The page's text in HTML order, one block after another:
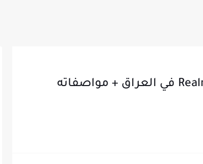
سعر ريلمي جي تي نيو Realme GT new 2 في العراق + مواصفاته